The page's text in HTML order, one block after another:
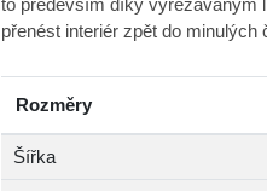
to především díky vyřezávaným
přenést interiér zpět do
Rozměry
Šířka